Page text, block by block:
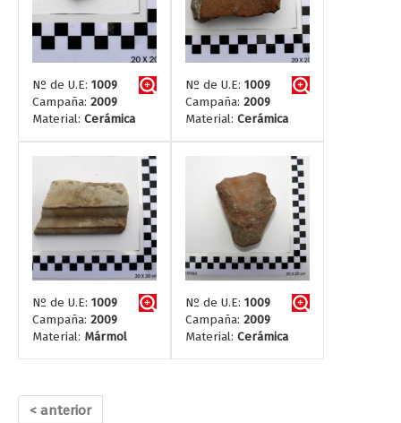
Nº de U.E: 1009
Campaña: 2009
Material: Cerámica
Nº de U.E: 1009
Campaña: 2009
Material: Cerámica
Nº de U.E: 1009
Campaña: 2009
Material: Mármol
Nº de U.E: 1009
Campaña: 2009
Material: Cerámica
< anterior